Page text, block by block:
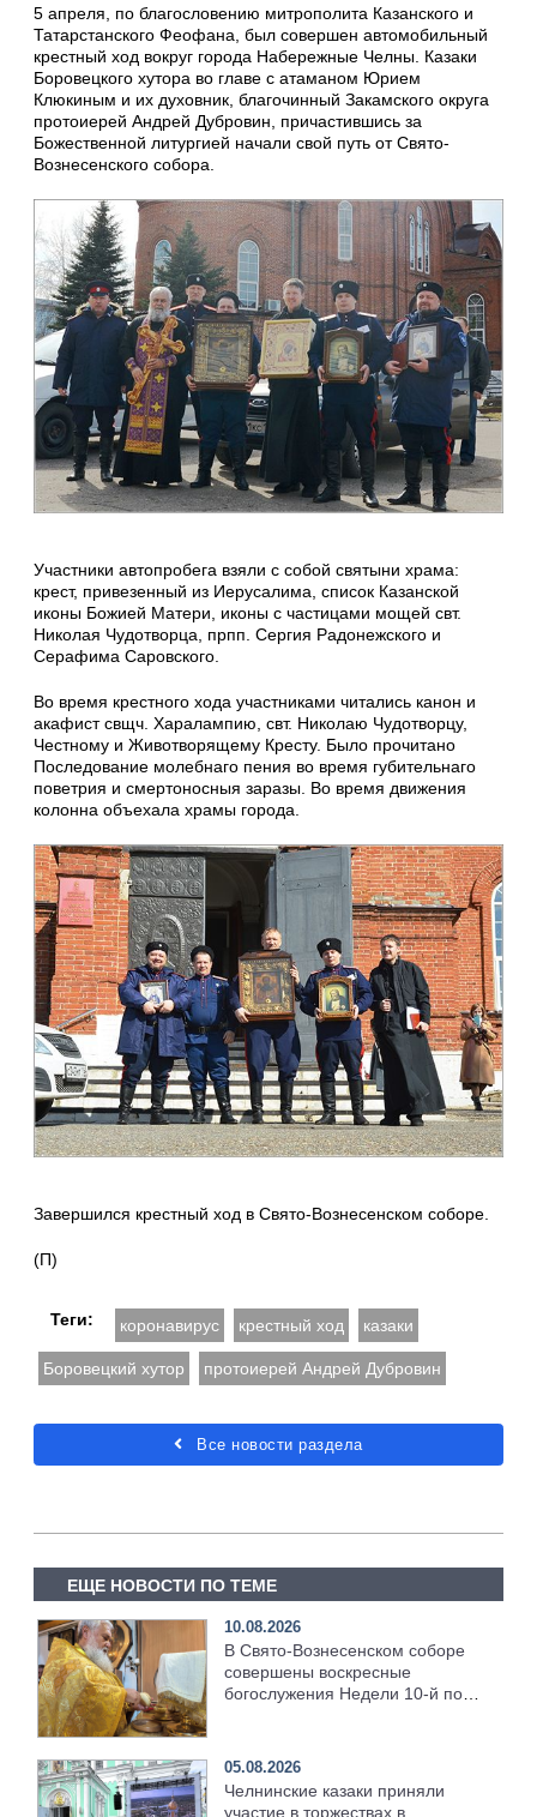
5 апреля, по благословению митрополита Казанского и
Татарстанского Феофана, был совершен автомобильный
крестный ход вокруг города Набережные Челны. Казаки
Боровецкого хутора во главе с атаманом Юрием
Клюкиным и их духовник, благочинный Закамского округа
протоиерей Андрей Дубровин, причастившись за
Божественной литургией начали свой путь от Свято-
Вознесенского собора.
Участники автопробега взяли с собой святыни храма:
крест, привезенный из Иерусалима, список Казанской
иконы Божией Матери, иконы с частицами мощей свт.
Николая Чудотворца, прпп. Сергия Радонежского и
Серафима Саровского.
Во время крестного хода участниками читались канон и
акафист свщч. Харалампию, свт. Николаю Чудотворцу,
Честному и Животворящему Кресту. Было прочитано
Последование молебнаго пения во время губительнаго
поветрия и смертоносныя заразы. Во время движения
колонна объехала храмы города.
Завершился крестный ход в Свято-Вознесенском соборе.
(П)
Теги: коронавирус крестный ход казаки
Боровецкий хутор протоиерей Андрей Дубровин
Все новости раздела
ЕЩЕ НОВОСТИ ПО ТЕМЕ
10.08.2026
В Свято‑Вознесенском соборе
совершены воскресные
богослужения Недели 10‑й по
05.08.2026
Челнинские казаки приняли
участие в торжествах в